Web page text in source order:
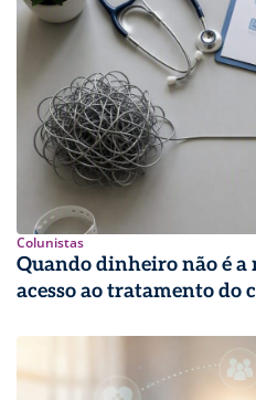
Colunistas
Quando dinheiro não é a
acesso ao tratamento do